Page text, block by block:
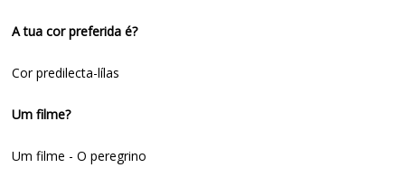
A tua cor preferida é?
Cor predilecta-lílas
Um filme?
Um filme - O peregrino